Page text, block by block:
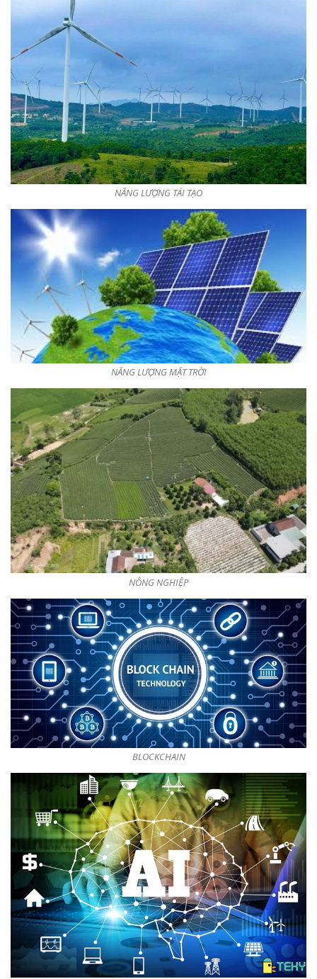
NĂNG LƯỢNG TÁI TẠO
NĂNG LƯỢNG MẶT TRỜI
NÔNG NGHIỆP
BLOCKCHAIN